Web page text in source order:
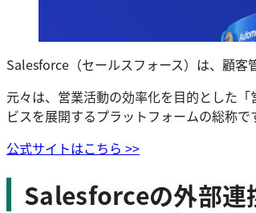
Salesforce（セールスフォース）は、顧客
元々は、営業活動の効率化を目的とした
ビスを展開するプラットフォームの総称で
公式サイトはこちら >>
Salesforceの外部連